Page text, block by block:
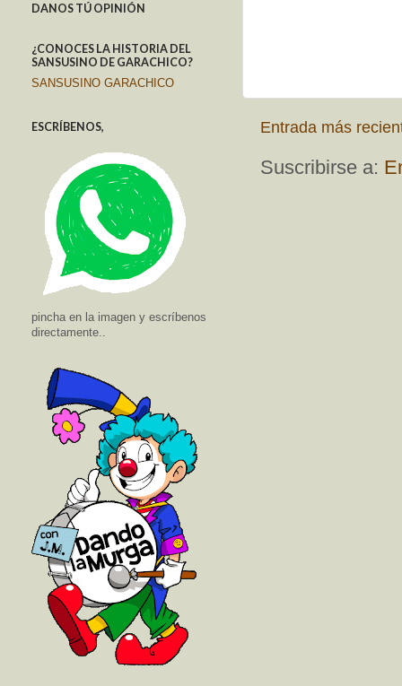
Entrada más
Suscribirse a:
DANOS TÚ OPINIÓN
¿CONOCES LA HISTORIA DEL
SANSUSINO DE GARACHICO?
SANSUSINO GARACHICO
ESCRÍBENOS,
pincha en la imagen y escríbenos
directamente..